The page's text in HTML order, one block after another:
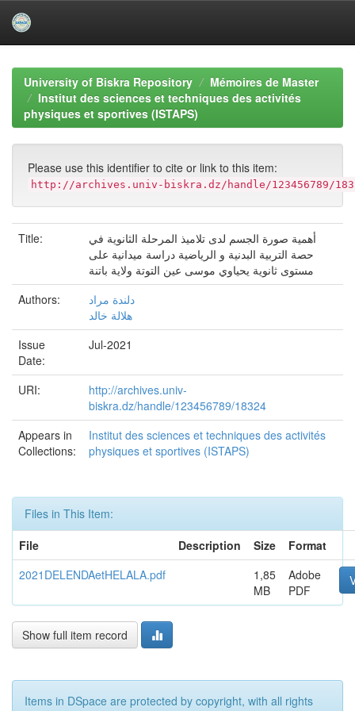
navigationUniversity of Biskra Repository
Mémoires de Master
Institut des sciences et techniques des activités
physiques et sportives (ISTAPS)
Please use this identifier to cite or link to this item:
http://archives.univ-biskra.dz/handle/123456789/
Title:
أهمية صورة الجسم لدى تلاميذ المرحلة الثانوية في
حصة التربية البدنية و الرياضية دراسة ميدانية على
مستوى ثانوية يحياوي موسى عين التوتة ولاية باتنة
Authors:
دلندة مراد
هلالة خالد
Issue
Date:
Jul-2021
URI:
http://archives.univ-
biskra.dz/handle/123456789/18324
Appears in
Collections:
Institut des sciences et techniques des activités
physiques et sportives (ISTAPS)
Files in This Item:
File
Description Size
Format
2021DELENDAetHELALA.pdf
1,85
MB
Adobe
PDF
Show full item record
Items in DSpace are protected by copyright, with all rights